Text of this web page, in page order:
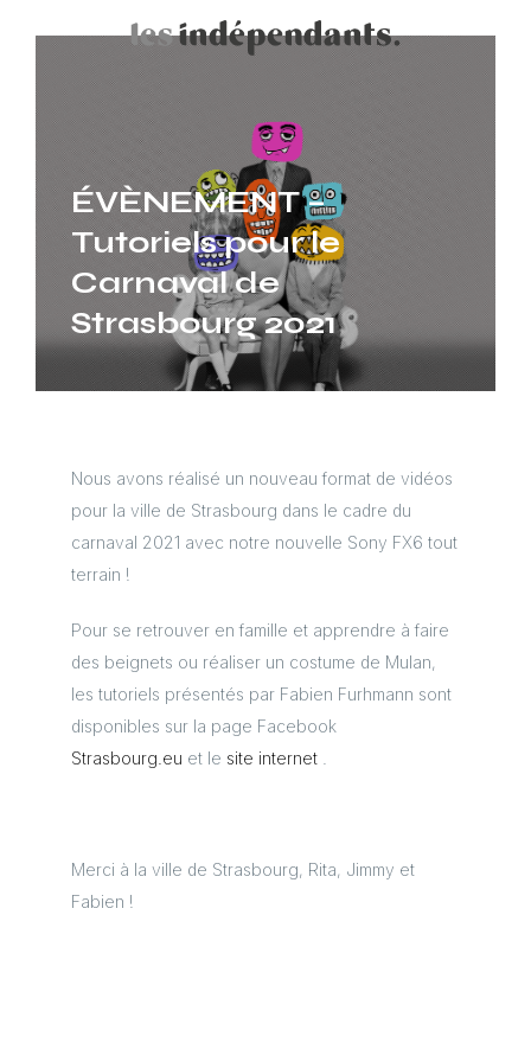
ÉVÈNEMENT –
Tutoriels pour le
Carnaval de
Strasbourg 2021
Nous avons réalisé un nouveau format de vidéos
pour la ville de Strasbourg dans le cadre du
carnaval 2021 avec notre nouvelle Sony FX6 tout
terrain !
Pour se retrouver en famille et apprendre à faire
des beignets ou réaliser un costume de Mulan,
les tutoriels présentés par Fabien Furhmann sont
disponibles sur la page Facebook
Strasbourg.eu et le site internet
Merci à la ville de Strasbourg, Rita, Jimmy et
Fabien !